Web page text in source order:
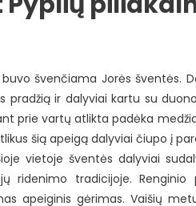
švenčiama Jorės šventės.
pradžią ir dalyviai kartu su
prie vartų atlikta padėka
šią apeigą dalyviai čiupo į
vietoje šventės dalyviai
ridenimo tradicijoje.
apeiginis gėrimas. Vaišių